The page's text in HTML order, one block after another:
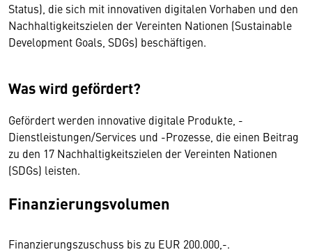
Status), die sich mit innovativen digitalen Vorhaben und den
Nachhaltigkeitszielen der Vereinten Nationen (Sustainable
Development Goals, SDGs) beschäftigen.
Was wird gefördert?
Gefördert werden innovative digitale Produkte, -
Dienstleistungen/Services und -Prozesse, die einen Beitrag
zu den 17 Nachhaltigkeitszielen der Vereinten Nationen
(SDGs) leisten.
Finanzierungsvolumen
Finanzierungszuschuss bis zu EUR 200.000,-.